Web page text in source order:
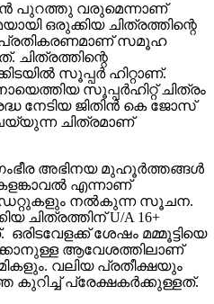
പുറത്തു വരുമെന്നാണ്
ഒരുക്കിയ ചിത്രത്തിന്റെ
പ്രതികരണമാണ് സമൂഹ
ചിത്രത്തിന്റെ
സൂപ്പർ ഹിറ്റാണ്.
സൂപ്പർഹിറ്റ് ചിത്രം
നേടിയ ജിതിൻ കെ ജോസ്
ചിത്രമാണ്
ഗംഭീര അഭിനയ മുഹൂർത്തങ്ങൾ
കളങ്കാവൽ എന്നാണ്
നൽകുന്ന സൂചന.
ചിത്രത്തിന് U/A 16+
ഒരിടവേളക്ക് ശേഷം മമ്മൂട്ടിയെ
ആവേശത്തിലാണ്
വലിയ പ്രതീക്ഷയും
പ്രേക്ഷകർക്കുള്ളത്.